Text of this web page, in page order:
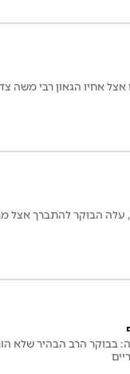
אצל אחיו הגאון רבי משה
הרב הבהיר שלא